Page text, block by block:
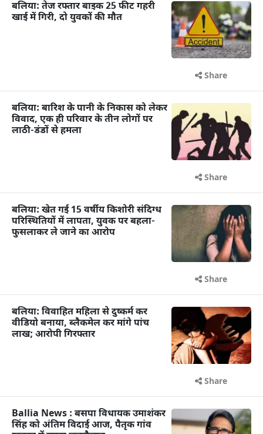
बलिया: तेज रफ्तार बाइक 25 फीट गहरी
खाई में गिरी, दो युवकों की मौत
Share
बलिया: बारिश के पानी के निकास को लेकर
विवाद, एक ही परिवार के तीन लोगों पर
लाठी-डंडों से हमला
Share
बलिया: खेत गई 15 वर्षीय किशोरी संदिग्ध
परिस्थितियों में लापता, युवक पर बहला-
फुसलाकर ले जाने का आरोप
Share
बलिया: विवाहित महिला से दुष्कर्म कर
वीडियो बनाया, ब्लैकमेल कर मांगे पांच
लाख; आरोपी गिरफ्तार
Share
Ballia News : बसपा विधायक उमाशंकर
सिंह को अंतिम विदाई आज, पैतृक गांव